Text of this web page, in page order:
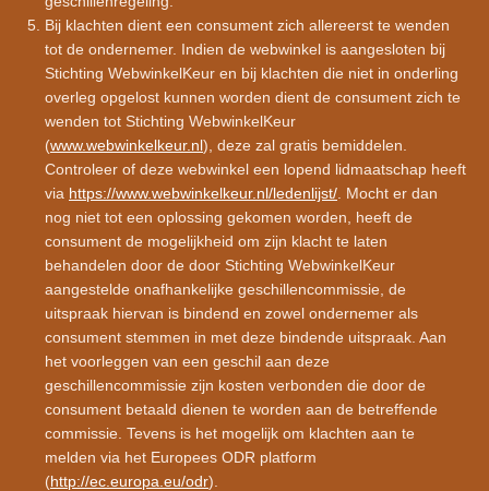
Bij klachten dient een consument zich allereerst te wenden
tot de ondernemer. Indien de webwinkel is aangesloten bij
Stichting WebwinkelKeur en bij klachten die niet in onderling
overleg opgelost kunnen worden dient de consument zich te
wenden tot Stichting WebwinkelKeur
(www.webwinkelkeur.nl), deze zal gratis bemiddelen.
Controleer of deze webwinkel een lopend lidmaatschap heeft
via https://www.webwinkelkeur.nl/ledenlijst/ . Mocht er dan
nog niet tot een oplossing gekomen worden, heeft de
consument de mogelijkheid om zijn klacht te laten
behandelen door de door Stichting WebwinkelKeur
aangestelde onafhankelijke geschillencommissie, de
uitspraak hiervan is bindend en zowel ondernemer als
consument stemmen in met deze bindende uitspraak. Aan
het voorleggen van een geschil aan deze
geschillencommissie zijn kosten verbonden die door de
consument betaald dienen te worden aan de betreffende
commissie. Tevens is het mogelijk om klachten aan te
melden via het Europees ODR platform
(http://ec.europa.eu/odr).